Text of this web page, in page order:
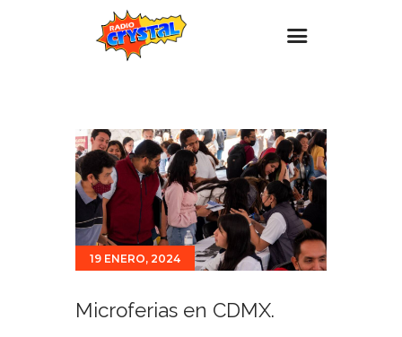
Estaciones
Eventos
Promociones
Noticias
Para ti
19 ENERO, 2024
Microferias en CDMX.